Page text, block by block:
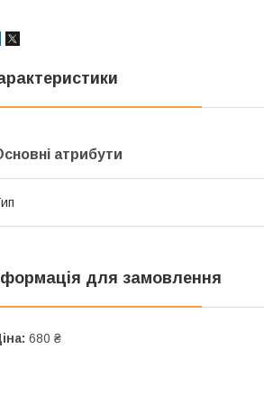
атрибути
для замовлення
680 ₴